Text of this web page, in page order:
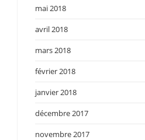
mai 2018
avril 2018
mars 2018
février 2018
janvier 2018
décembre 2017
novembre 2017